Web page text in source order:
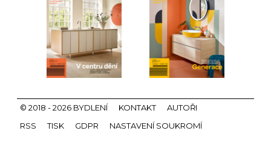
© 2018 - 2026 BYDLENÍ KONTAKT
AUTOŘI
RSS
TISK GDPR NASTAVENÍ SOUKROMÍ